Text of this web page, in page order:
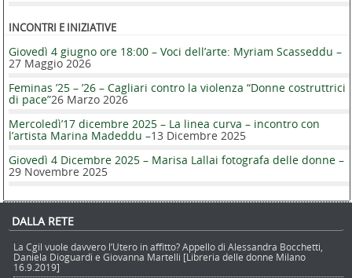
INCONTRI E INIZIATIVE
Giovedì 4 giugno ore 18:00 – Voci dell’arte: Myriam Scasseddu –
27 Maggio 2026
Feminas ’25 – ’26 – Cagliari contro la violenza “Donne costruttrici
di pace”26 Marzo 2026
Mercoledì’17 dicembre 2025 – La linea curva – incontro con
l’artista Marina Madeddu –13 Dicembre 2025
Giovedì 4 Dicembre 2025 – Marisa Lallai fotografa delle donne –
29 Novembre 2025
DALLA RETE
La Cgil vuole davvero l’Utero in affitto? Appello di Alessandra Bocchetti,
Daniela Dioguardi e Giovanna Martelli [Libreria delle donne Milano
16.9.2019]